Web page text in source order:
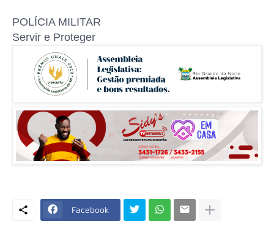
POLÍCIA MILITAR
Servir e Proteger
Facebook